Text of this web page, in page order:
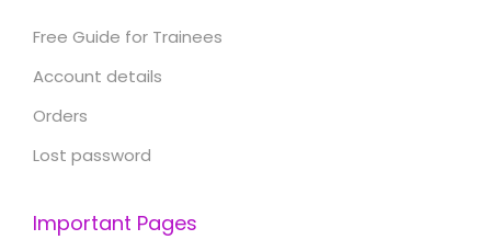
Free Guide for Trainees
Account details
Orders
Lost password
Important Pages